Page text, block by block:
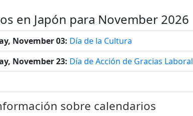
en Japón para November 2026
November 03: Día de la Cultura
November 23: Día de Acción de Gracias Laboral
sobre calendarios